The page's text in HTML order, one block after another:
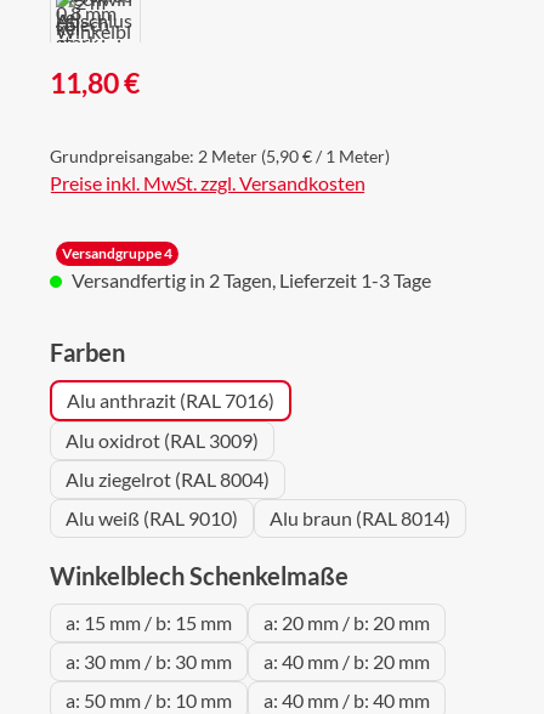
Regulärer Preis:
11,80 €
Grundpreisangabe: 2 Meter (5,90 € / 1 Meter)
Preise inkl. MwSt. zzgl. Versandkosten
Versandgruppe 4
Versandfertig in 2 Tagen, Lieferzeit 1-3 Tage
Farbenauswählen
Alu anthrazit (RAL 7016)
Alu oxidrot (RAL 3009)
Alu ziegelrot (RAL 8004)
Alu weiß (RAL 9010)
Alu braun (RAL 8014)
Winkelblech Schenkelmaße
a: 15 mm / b: 15 mm
a: 20 mm / b: 20 mm
a: 30 mm / b: 30 mm
a: 40 mm / b: 20 mm
a: 50 mm / b: 10 mm
a: 40 mm / b: 40 mm